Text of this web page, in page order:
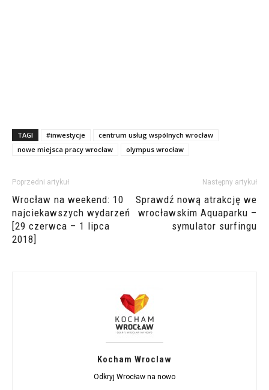
TAGI #inwestycje
centrum usług wspólnych wrocław
nowe miejsca pracy wrocław
olympus wrocław
Poprzedni artykuł
Wrocław na weekend: 10
najciekawszych wydarzeń
[29 czerwca – 1 lipca
2018]
Następny artykuł
Sprawdź nową atrakcję we
wrocławskim Aquaparku –
symulator surfingu
Kocham Wroclaw
Odkryj Wrocław na nowo